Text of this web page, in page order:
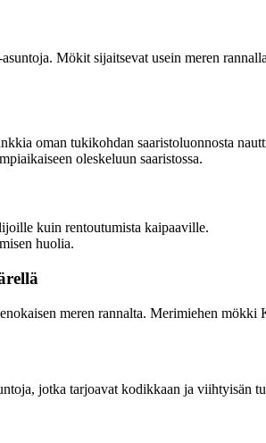
Mökit sijaitsevat usein meren
oman tukikohdan saaristoluonnosta
oleskeluun saaristossa.
kuin rentoutumista kaipaaville.
huolia.
meren rannalta. Merimiehen mökki
jotka tarjoavat kodikkaan ja viihtyisän